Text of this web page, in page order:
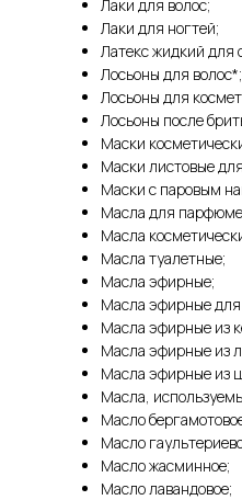
Лаки для волос;
Лаки для ногтей;
Латекс жидкий для
Лосьоны для волос*;
Лосьоны для
Лосьоны после
Маски
Маски листовые
Маски с паровым
Масла для
Масла
Масла туалетные;
Масла эфирные;
Масла эфирные для
Масла эфирные из
Масла эфирные из
Масла эфирные из
Масла,
Масло
Масло
Масло жасминное;
Масло лавандовое;